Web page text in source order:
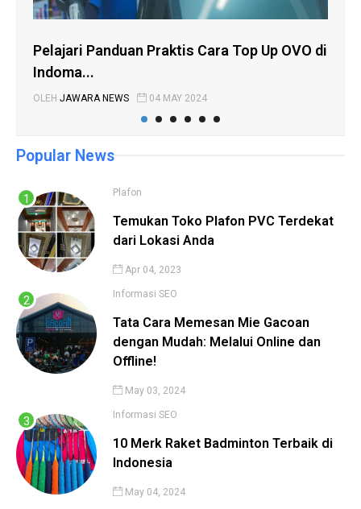
Pelajari Panduan Praktis Cara Top Up OVO di
Indoma...
OLEH JAWARA NEWS 04 MAY 2024
Popular News
Plafon
Temukan Toko Plafon PVC Terdekat
dari Lokasi Anda
Apr 04, 2023
Informasi SEO
Tata Cara Memesan Mie Gacoan
dengan Mudah: Melalui Online dan
Offline!
May 03, 2024
Informasi SEO
10 Merk Raket Badminton Terbaik di
Indonesia
May 04, 2024